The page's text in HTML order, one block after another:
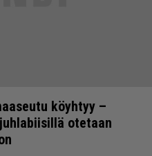
köyhtyy –
otetaan